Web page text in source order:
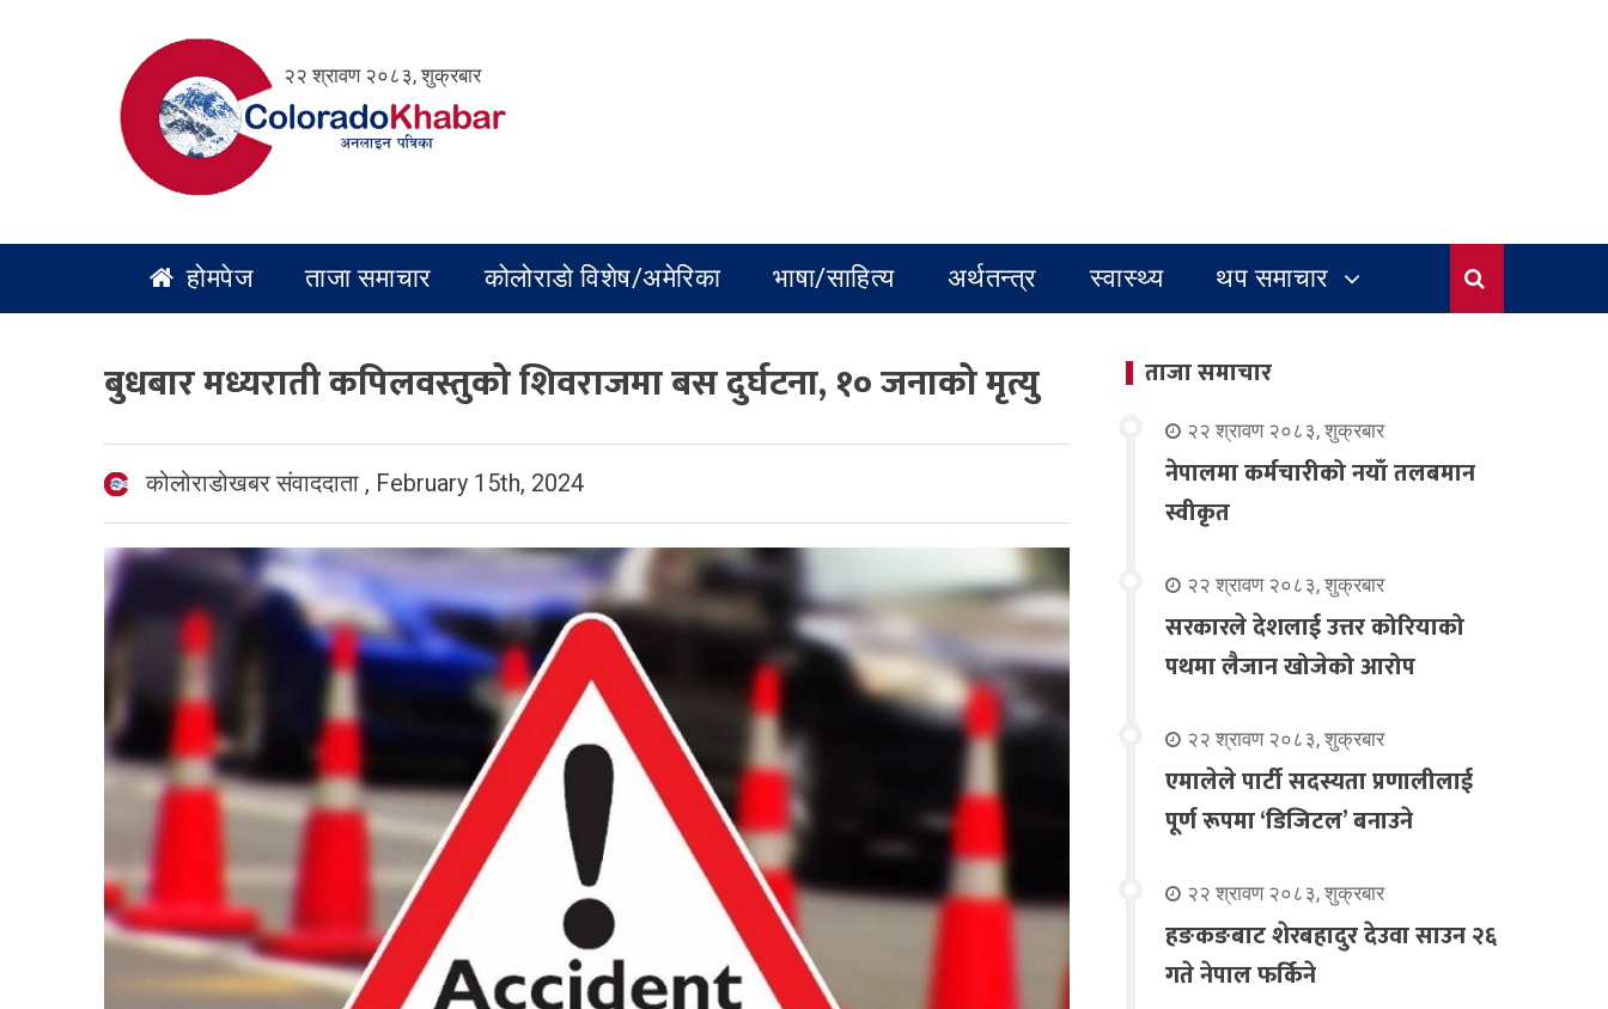
२२ श्रावण २०८३, शुक्रबार
होमपेज ताजा समाचार कोलोराडो विशेष/अमेरिका भाषा/साहित्य अर्थतन्त्र स्वास्थ्य थप समाचार
बुधबार मध्यराती कपिलवस्तुको शिवराजमा बस दुर्घटना, १० जनाको मृत्यु
कोलोराडोखबर संवाददाता , February 15th, 2024
ताजा समाचार
२२ श्रावण २०८३, शुक्रबार
नेपालमा कर्मचारीको नयाँ तलबमान
स्वीकृत
२२ श्रावण २०८३, शुक्रबार
सरकारले देशलाई उत्तर कोरियाको
पथमा लैजान खोजेको आरोप
२२ श्रावण २०८३, शुक्रबार
एमालेले पार्टी सदस्यता प्रणालीलाई
पूर्ण रूपमा ‘डिजिटल’ बनाउने
२२ श्रावण २०८३, शुक्रबार
हङकङबाट शेरबहादुर देउवा साउन २६
गते नेपाल फर्किने